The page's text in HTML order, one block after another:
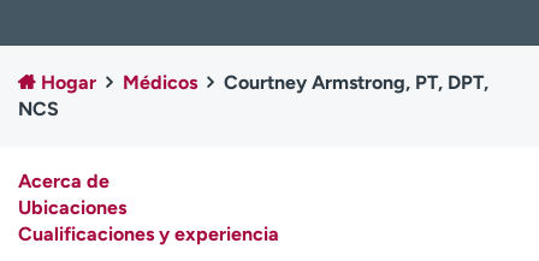
Ready. Set. CO.
Ensayos clínicos
Empleados
Profesionales
Contáctenos
A
Hogar Médicos
Courtney Armstrong, PT, DPT,
NCS
Acerca de
Ubicaciones
Cualificaciones y experiencia